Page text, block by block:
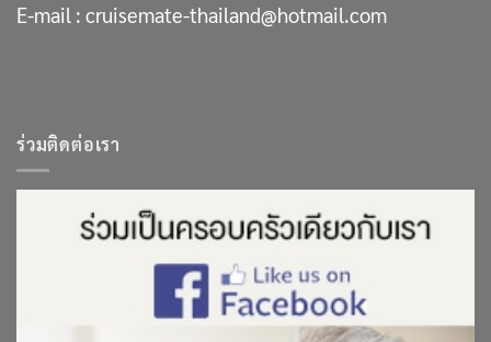
E-mail : cruisemate-thailand@hotmail.com
ร่วมติดต่อเรา